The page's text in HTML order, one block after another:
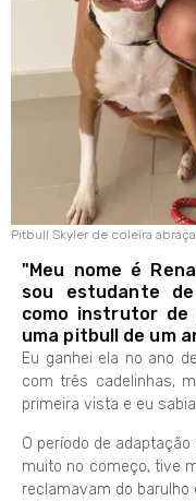
Pitbull Skyler de coleira
"Meu nome é
sou estudante
como instrutor de
uma pitbull de um
Eu ganhei ela no ano
com três cadelinhas,
primeira vista e eu
O período de
muito no começo, tive
reclamavam do